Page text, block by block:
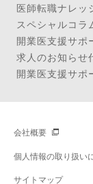
医師転職ナレッ
スペシャルコラ
開業医支援サポ
求人のお知らせ
開業医支援サポ
会社概要
個人情報の取り扱い
サイトマップ